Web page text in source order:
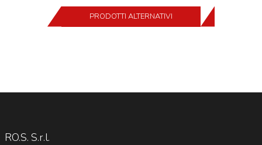
PRODOTTI ALTERNATIVI
RO.S. S.r.l.